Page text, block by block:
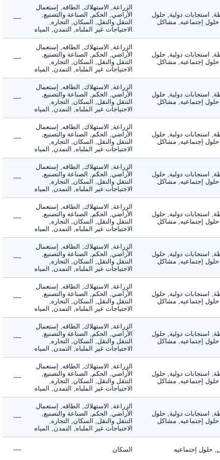
استجابات دولية, حلول
إجتماعيه, مشاكل
الزراعة, الاستهلاك, الطاقه, إستعمال
الأراضي, الحكم, الصناعة والتصنيع,
التنقل والنقل, السكان, التجاره,
الاحتياجات غير الملباه, التمدن, المياه
----
استجابات دولية, حلول
إجتماعيه, مشاكل
الزراعة, الاستهلاك, الطاقه, إستعمال
الأراضي, الحكم, الصناعة والتصنيع,
التنقل والنقل, السكان, التجاره,
الاحتياجات غير الملباه, التمدن, المياه
----
استجابات دولية, حلول
إجتماعيه, مشاكل
الزراعة, الاستهلاك, الطاقه, إستعمال
الأراضي, الحكم, الصناعة والتصنيع,
التنقل والنقل, السكان, التجاره,
الاحتياجات غير الملباه, التمدن, المياه
----
استجابات دولية, حلول
إجتماعيه, مشاكل
الزراعة, الاستهلاك, الطاقه, إستعمال
الأراضي, الحكم, الصناعة والتصنيع,
التنقل والنقل, السكان, التجاره,
الاحتياجات غير الملباه, التمدن, المياه
----
استجابات دولية, حلول
إجتماعيه, مشاكل
الزراعة, الاستهلاك, الطاقه, إستعمال
الأراضي, الحكم, الصناعة والتصنيع,
التنقل والنقل, السكان, التجاره,
الاحتياجات غير الملباه, التمدن, المياه
----
استجابات دولية, حلول
إجتماعيه, مشاكل
الزراعة, الاستهلاك, الطاقه, إستعمال
الأراضي, الحكم, الصناعة والتصنيع,
التنقل والنقل, السكان, التجاره,
الاحتياجات غير الملباه, التمدن, المياه
----
استجابات دولية, حلول
إجتماعيه, مشاكل
الزراعة, الاستهلاك, الطاقه, إستعمال
الأراضي, الحكم, الصناعة والتصنيع,
التنقل والنقل, السكان, التجاره,
الاحتياجات غير الملباه, التمدن, المياه
----
استجابات دولية, حلول
إجتماعيه, مشاكل
الزراعة, الاستهلاك, الطاقه, إستعمال
الأراضي, الحكم, الصناعة والتصنيع,
التنقل والنقل, السكان, التجاره,
الاحتياجات غير الملباه, التمدن, المياه
----
استجابات دولية, حلول
إجتماعيه, مشاكل
الزراعة, الاستهلاك, الطاقه, إستعمال
الأراضي, الحكم, الصناعة والتصنيع,
التنقل والنقل, السكان, التجاره,
الاحتياجات غير الملباه, التمدن, المياه
----
استجابات دولية, حلول
إجتماعيه, مشاكل
الزراعة, الاستهلاك, الطاقه, إستعمال
الأراضي, الحكم, الصناعة والتصنيع,
التنقل والنقل, السكان, التجاره,
الاحتياجات غير الملباه, التمدن, المياه
----
استجابات دولية, حلول
إجتماعيه, مشاكل
الزراعة, الاستهلاك, الطاقه, إستعمال
الأراضي, الحكم, الصناعة والتصنيع,
التنقل والنقل, السكان, التجاره,
الاحتياجات غير الملباه, التمدن, المياه
----
إجتماعيه السكان ----